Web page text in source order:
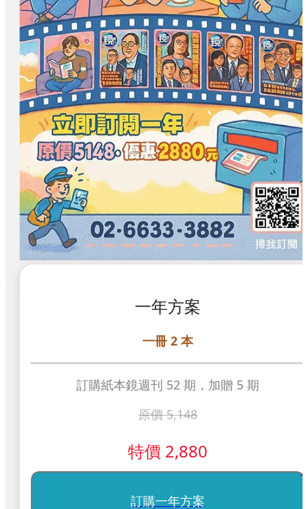
一年方案
一冊 2 本
訂購紙本鏡週刊 52 期，加贈 5 期
原價5,148
特價 2,880
訂購一年方案